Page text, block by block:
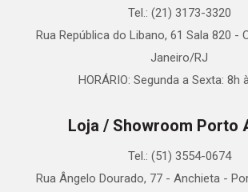
Tel.: (21) 3173-3320
Rua República do Libano, 61 Sala 820 -
Janeiro/RJ
HORÁRIO: Segunda a Sexta: 8h
Loja / Showroom Porto
Tel.: (51) 3554-0674
Rua Ângelo Dourado, 77 - Anchieta -